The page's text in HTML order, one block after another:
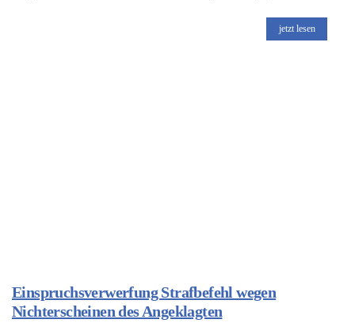
jetzt lesen
Einspruchsverwerfung Strafbefehl wegen
Nichterscheinen des Angeklagten